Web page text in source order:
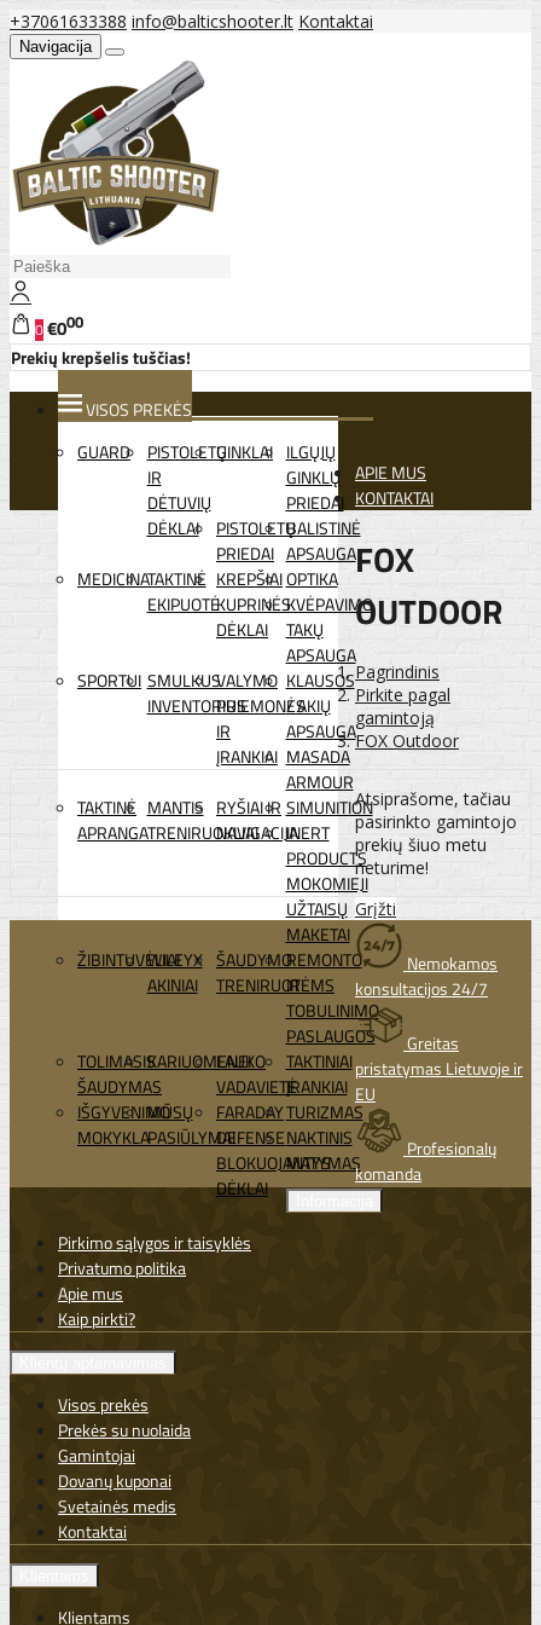
+37061633388 info@balticshooter.lt Kontaktai
Navigacija
0€000
Prekių krepšelis tuščias!
VISOS PREKĖS
GUARD
PISTOLETŲ
IR
DĖTUVIŲ
DĖKLAI
GINKLAI ILGŲJŲ
GINKLŲ
PRIEDAI
PISTOLETŲ
PRIEDAI
BALISTINĖ
APSAUGA
MEDICINATAKTINĖ
EKIPUOTĖ
KREPŠIAI
KUPRINĖS
DĖKLAI
OPTIKA
KVĖPAVIMO
TAKŲ
APSAUGA
SPORTUI SMULKUS
INVENTORIUS
VALYMO
PRIEMONĖS
IR
ĮRANKIAI
KLAUSOS
/ AKIŲ
APSAUGA
MASADA
ARMOUR
TAKTINĖ
APRANGA
MANTIS
TRENIRUOKLIAI
RYŠIAI IR
NAVIGACIJA
SIMUNITION
INERT
PRODUCTS
MOKOMIEJI
UŽTAISŲ
MAKETAI
ŽIBINTUVĖLIAI
WILEYX
AKINIAI
ŠAUDYMO
TRENIRUOTĖMS
REMONTO
IR
TOBULINIMO
PASLAUGOS
TOLIMASIS
ŠAUDYMAS
KARIUOMENEI
LAUKO
VADAVIETĖ
TAKTINIAI
ĮRANKIAI
IŠGYVENIMO
MOKYKLA
MŪSŲ
PASIŪLYMAI
FARADAY
DEFENSE
BLOKUOJANTYS
DĖKLAI
TURIZMAS
NAKTINIS
MATYMAS
APIE MUS
KONTAKTAI
FOX
OUTDOOR
Pagrindinis
Pirkite pagal
gamintoją
FOX Outdoor
Atsiprašome, tačiau
pasirinkto gamintojo
prekių šiuo metu
neturime!
Grįžti
Nemokamos
konsultacijos 24/7
Greitas
pristatymas Lietuvoje ir
EU
Profesionalų
komanda
Pirkimo sąlygos ir taisyklės
Privatumo politika
Apie mus
Kaip pirkti?
Visos prekės
Prekės su nuolaida
Gamintojai
Dovanų kuponai
Svetainės medis
Kontaktai
Klientams